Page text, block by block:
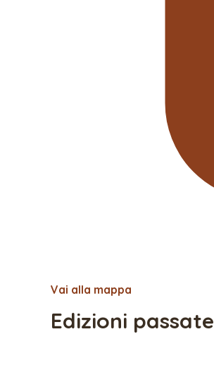
Vai alla mappa
Edizioni passate